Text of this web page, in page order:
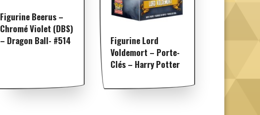
Figurine Beerus –
Chromé Violet (DBS)
– Dragon Ball- #514
Figurine Lord
Voldemort – Porte-
Clés – Harry Potter